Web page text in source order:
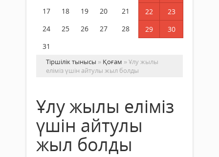
17
18 19 20 21 22
23
24
25 26 27 28 29
30
31
Тіршілік тынысы » Қоғам » Ұлу жылы
еліміз үшін айтулы жыл болды
Ұлу жылы еліміз
үшін айтулы
жыл болды